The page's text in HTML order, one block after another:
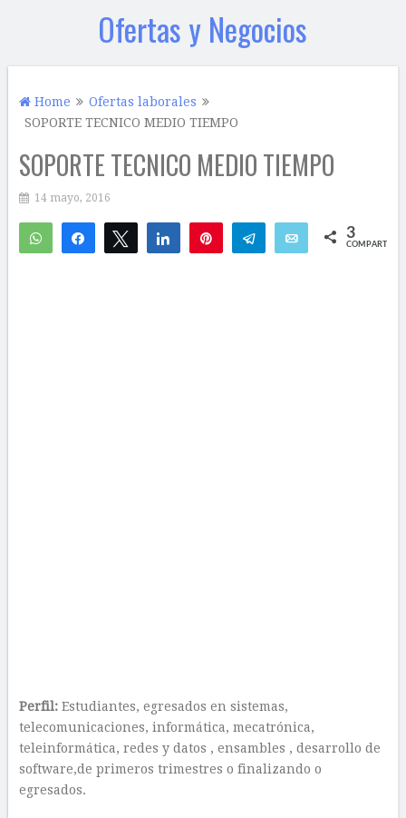
Ofertas y Negocios
Home
Ofertas laborales
SOPORTE TECNICO MEDIO TIEMPO
SOPORTE TECNICO MEDIO TIEMPO
14 mayo, 2016
WhatsAppCompartirTwittear Compartir Telegram Email 3
COMPARTIR
Perfil: Estudiantes, egresados en sistemas,
telecomunicaciones, informática, mecatrónica,
teleinformática, redes y datos , ensambles , desarrollo de
software,de primeros trimestres o finalizando o
egresados.